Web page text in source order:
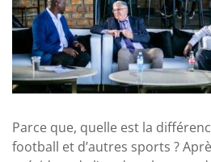
Parce que, quelle est la
football et d’autres sports ?